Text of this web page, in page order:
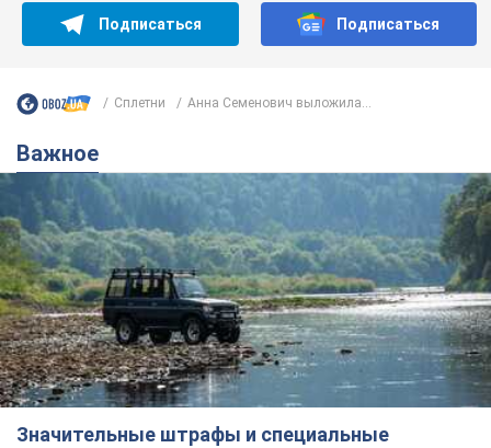
Подписаться Подписаться
Сплетни Анна Семенович выложила...
Важное
Значительные штрафы и специальные